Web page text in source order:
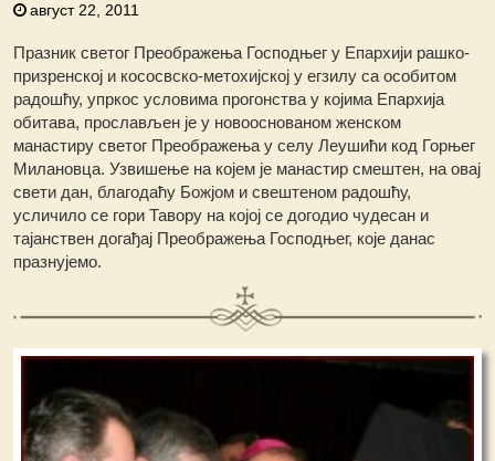
август 22, 2011
Празник светог Преображења Господњег у Епархији рашко-
призренској и кососвско-метохијској у егзилу са особитом
радoшћу, упркос условима прогонства у којима Епархија
обитава, прослављен је у новооснованом женском
манастиру светог Преображења у селу Леушићи код Горњег
Милановца. Узвишење на којем је манастир смештен, на овај
свети дан, благодаћу Божјом и свештеном радошћу,
усличило се гори Тавору на којој се догодио чудесан и
тајанствен догађај Преображења Господњег, које данас
празнујемо.